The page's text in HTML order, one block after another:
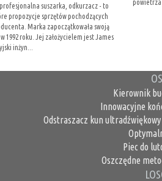
suszarka, odkurzacz - to
propozycje sprzętów pochodzących
Marka zapoczątkowała swoją
1992 roku. Jej założycielem jest James
inżyn...
Kierownik
Innowacyjne
Odstraszacz kun
Piec do
Oszczędne